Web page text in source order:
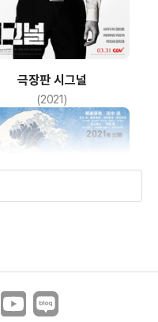
극장판 시그널
(2021)